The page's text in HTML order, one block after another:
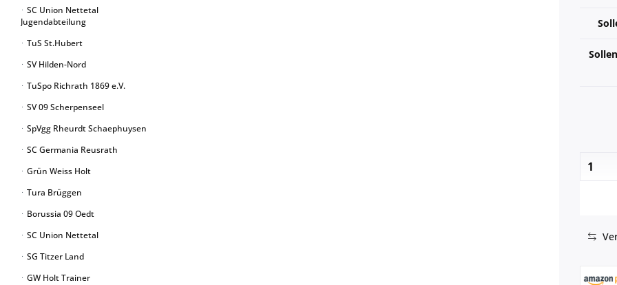
SC Union Nettetal
Jugendabteilung
TuS St.Hubert
SV Hilden-Nord
TuSpo Richrath 1869 e.V.
SV 09 Scherpenseel
SpVgg Rheurdt Schaephuysen
SC Germania Reusrath
Grün Weiss Holt
Tura Brüggen
Borussia 09 Oedt
SC Union Nettetal
SG Titzer Land
GW Holt Trainer